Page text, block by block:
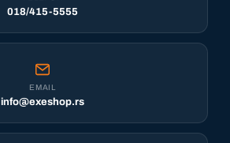
018/415-5555
EMAIL
info@exeshop.rs